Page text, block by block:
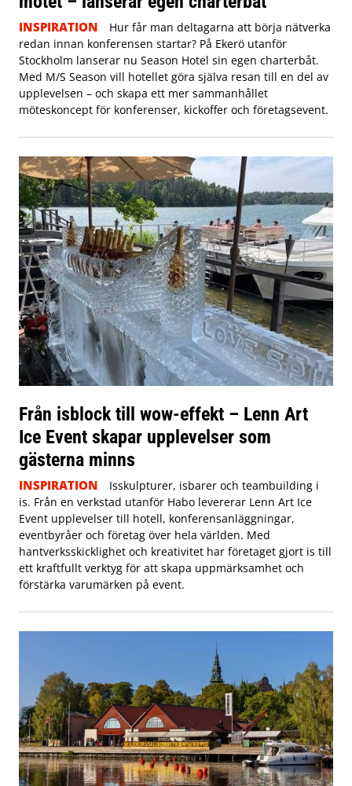
INSPIRATION
Hur får man deltagarna att börja nätverka
redan innan konferensen startar? På Ekerö utanför
Stockholm lanserar nu Season Hotel sin egen charterbåt.
Med M/S Season vill hotellet göra själva resan till en del av
upplevelsen – och skapa ett mer sammanhållet
möteskoncept för konferenser, kickoffer och företagsevent.
Från isblock till wow-effekt – Lenn Art
Ice Event skapar upplevelser som
gästerna minns
INSPIRATION
Isskulpturer, isbarer och teambuilding i
is. Från en verkstad utanför Habo levererar Lenn Art Ice
Event upplevelser till hotell, konferensanläggningar,
eventbyråer och företag över hela världen. Med
hantverksskicklighet och kreativitet har företaget gjort is till
ett kraftfullt verktyg för att skapa uppmärksamhet och
förstärka varumärken på event.